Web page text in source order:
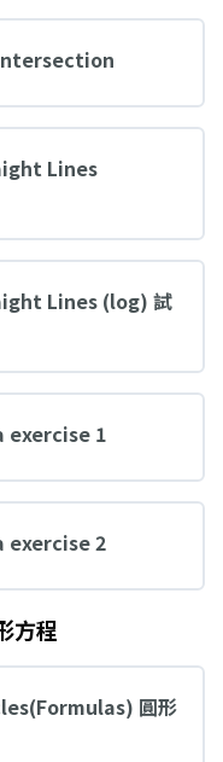
Lines
Lines (log) 試
1
2
方程
圓形